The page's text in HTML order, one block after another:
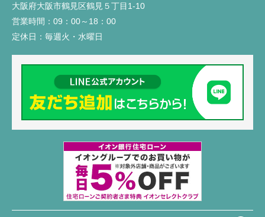
大阪府大阪市鶴見区鶴見５丁目1-10
営業時間： 09：00～18：00
定休日： 毎週火・水曜日